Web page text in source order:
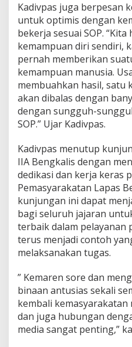
i
a
s
i
K
i
n
e
r
j
a
L
p
a
s
B
e
n
g
k
a
l
i
Kadivpas juga berpesan
untuk optimis dengan
bekerja sesuai SOP.
kemampuan diri sendiri,
pernah memberikan
kemampuan manusia.
membuahkan hasil, satu
akan dibalas dengan
dengan sungguh-
SOP.” Ujar Kadivpas.
Kadivpas menutup
IIA Bengkalis dengan
dedikasi dan kerja keras
Pemasyarakatan Lapas
kunjungan ini dapat
bagi seluruh jajaran
terbaik dalam pelayanan
terus menjadi contoh
melaksanakan tugas.
” Kemaren sore dan
binaan antusias sekali
kembali
dan juga hubungan
media sangat penting,”